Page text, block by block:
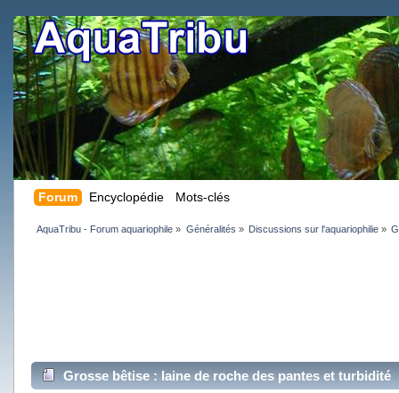
Forum Encyclopédie Mots-clés
AquaTribu - Forum aquariophile » Généralités » Discussions sur l'aquariophilie»
Grosse bêtise : laine de roche des pantes et turbidité